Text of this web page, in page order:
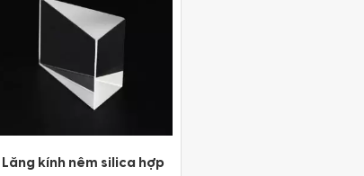
Lăng kính nêm silica hợp